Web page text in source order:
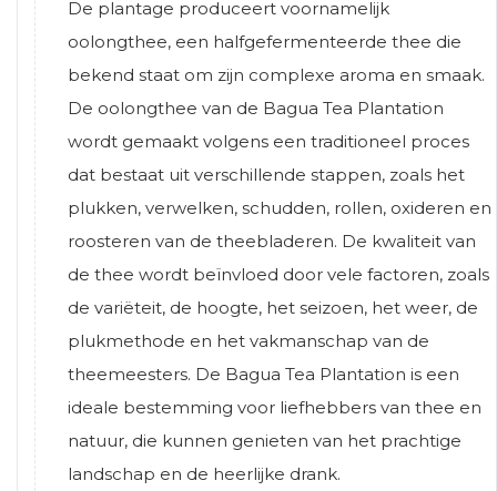
De plantage produceert voornamelijk
oolongthee, een halfgefermenteerde thee die
bekend staat om zijn complexe aroma en smaak.
De oolongthee van de Bagua Tea Plantation
wordt gemaakt volgens een traditioneel proces
dat bestaat uit verschillende stappen, zoals het
plukken, verwelken, schudden, rollen, oxideren en
roosteren van de theebladeren. De kwaliteit van
de thee wordt beïnvloed door vele factoren, zoals
de variëteit, de hoogte, het seizoen, het weer, de
plukmethode en het vakmanschap van de
theemeesters. De Bagua Tea Plantation is een
ideale bestemming voor liefhebbers van thee en
natuur, die kunnen genieten van het prachtige
landschap en de heerlijke drank.